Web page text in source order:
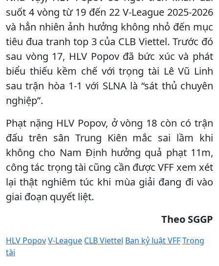
suốt 4 vòng từ 19 đến 22 V-League 2025-2026
và hẳn nhiên ảnh hưởng không nhỏ đến mục
tiêu đua tranh top 3 của CLB Viettel. Trước đó
sau vòng 17, HLV Popov đã bức xúc và phát
biểu thiếu kềm chế với trọng tài Lê Vũ Linh
sau trận hòa 1-1 với SLNA là “sát thủ chuyên
nghiệp”.
Phạt nặng HLV Popov, ở vòng 18 còn có trận
đấu trên sân Trung Kiên mắc sai lầm khi
không cho Nam Định hưởng quả phạt 11m,
công tác trọng tài cũng cần được VFF xem xét
lại thật nghiêm túc khi mùa giải đang đi vào
giai đoạn quyết liệt.
Theo SGGP
HLV PopovV-League CLB Viettel Ban kỷ luật VFFTrọng
tài